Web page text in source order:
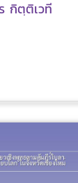
กิตฺติเวที